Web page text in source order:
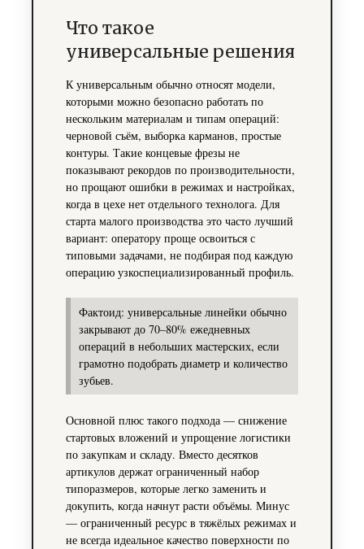
Что такое
универсальные решения
К универсальным обычно относят модели,
которыми можно безопасно работать по
нескольким материалам и типам операций:
черновой съём, выборка карманов, простые
контуры. Такие концевые фрезы не
показывают рекордов по производительности,
но прощают ошибки в режимах и настройках,
когда в цехе нет отдельного технолога. Для
старта малого производства это часто лучший
вариант: оператору проще освоиться с
типовыми задачами, не подбирая под каждую
операцию узкоспециализированный профиль.
Фактоид: универсальные линейки обычно
закрывают до 70–80% ежедневных
операций в небольших мастерских, если
грамотно подобрать диаметр и количество
зубьев.
Основной плюс такого подхода — снижение
стартовых вложений и упрощение логистики
по закупкам и складу. Вместо десятков
артикулов держат ограниченный набор
типоразмеров, которые легко заменить и
докупить, когда начнут расти объёмы. Минус
— ограниченный ресурс в тяжёлых режимах и
не всегда идеальное качество поверхности по